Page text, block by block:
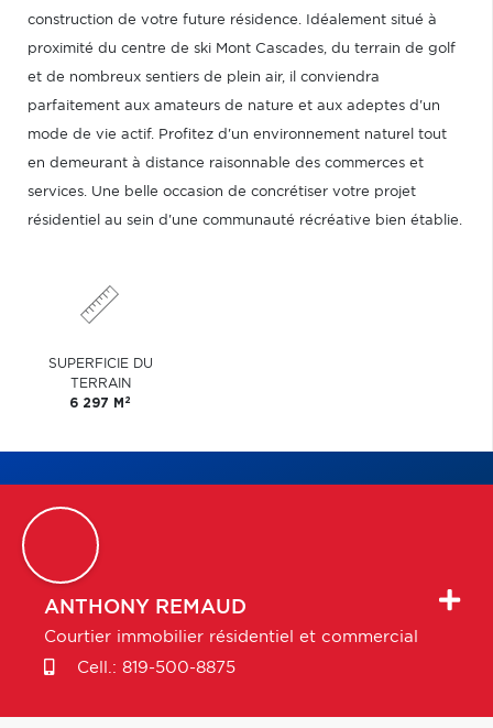
construction de votre future résidence. Idéalement situé à
proximité du centre de ski Mont Cascades, du terrain de golf
et de nombreux sentiers de plein air, il conviendra
parfaitement aux amateurs de nature et aux adeptes d'un
mode de vie actif. Profitez d'un environnement naturel tout
en demeurant à distance raisonnable des commerces et
services. Une belle occasion de concrétiser votre projet
résidentiel au sein d'une communauté récréative bien établie.
SUPERFICIE DU
TERRAIN
6 297 M 2
ANTHONY REMAUD
Courtier immobilier résidentiel et commercial
Cell.: 819-500-8875